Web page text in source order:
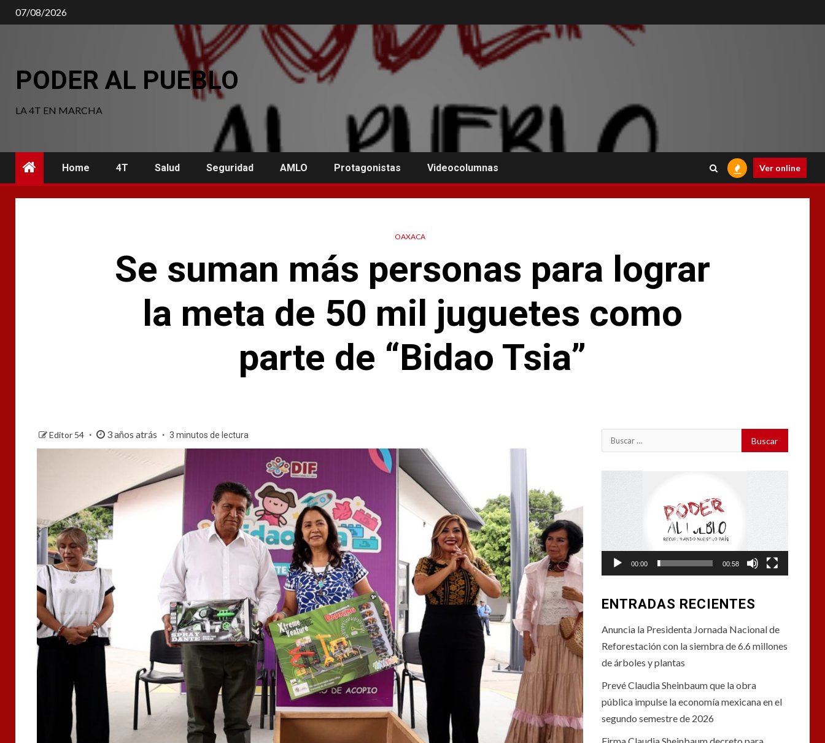
Saltar
al
07/08/2026
PODER AL PUEBLO
LA 4T EN MARCHA
Home 4T Salud Seguridad AMLO Protagonistas Videocolumnas Ver online
OAXACA
Se suman más personas para lograr
la meta de 50 mil juguetes como
parte de “Bidao Tsia”
Editor 54 3 años atrás 3 minutos de lectura Buscar:
00:00 00:58
ENTRADAS RECIENTES
Anuncia la Presidenta Jornada Nacional de
Reforestación con la siembra de 6.6 millones
de árboles y plantas
Prevé Claudia Sheinbaum que la obra
pública impulse la economía mexicana en el
segundo semestre de 2026